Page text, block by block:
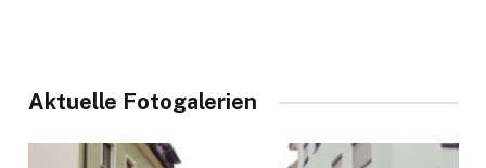
Aktuelle Fotogalerien